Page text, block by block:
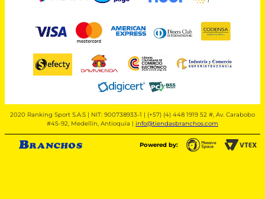
2020 Ranking Sport S.A.S | NIT: 900738933-1 | (+57) (4) 448 1919 52 #, Av. Carabobo
#45-92, Medellín, Antioquia | info@tiendasbranchos.com
Powered by: